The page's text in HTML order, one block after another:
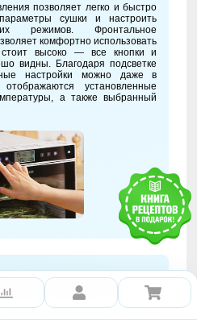
позволяет легко и быстро
сушки и настроить
режимов. Фронтальное
комфортно использовать
высоко — все кнопки и
видны. Благодаря подсветке
настройки можно даже в
установленные
а также выбранный
в комплекте
входит руководство по сушке,